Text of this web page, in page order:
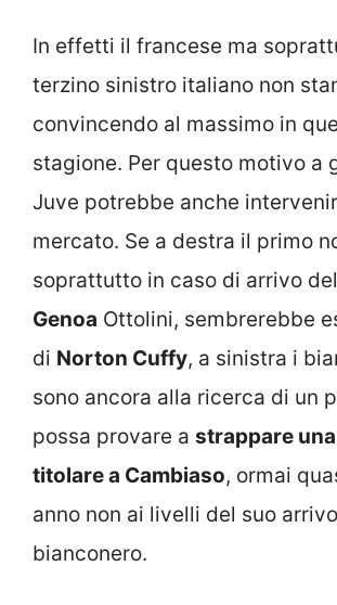
In effetti il francese ma
terzino sinistro italiano non
convincendo al massimo in
stagione. Per questo motivo a
Juve potrebbe anche
mercato. Se a destra il primo
soprattutto in caso di arrivo
Genoa Ottolini, sembrerebbe
di Norton Cuffy, a sinistra i
sono ancora alla ricerca di un
possa provare a strappare
titolare a Cambiaso, ormai
anno non ai livelli del suo
bianconero.